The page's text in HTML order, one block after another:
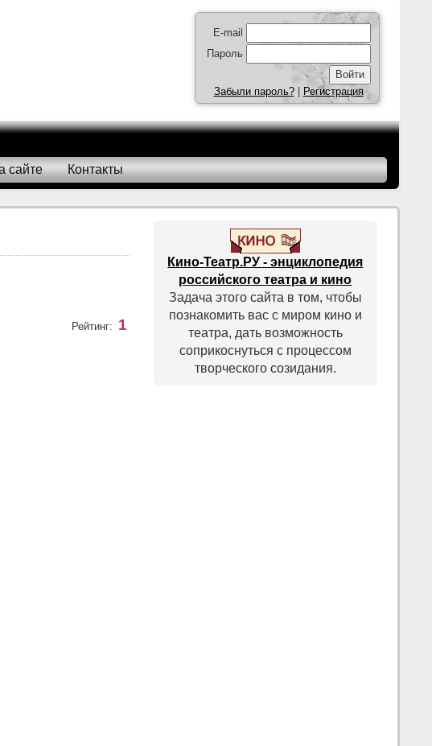
E-mail
Пароль
Забыли пароль?| Регистрация
сайте Контакты
Рейтинг: 1
Кино-Театр.РУ - энциклопедия
российского театра и кино
Задача этого сайта в том, чтобы
познакомить вас с миром кино и
театра, дать возможность
соприкоснуться с процессом
творческого созидания.